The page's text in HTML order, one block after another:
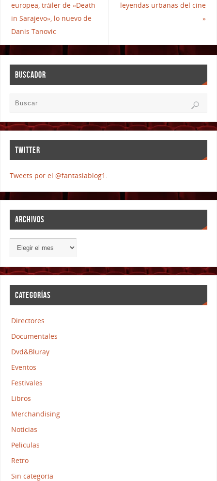
europea, tráiler de «Death
in Sarajevo», lo nuevo de
Danis Tanovic
leyendas urbanas del cine
»
BUSCADOR
TWITTER
Tweets por el @fantasiablog1.
ARCHIVOS
CATEGORÍAS
Directores
Documentales
Dvd&Bluray
Eventos
Festivales
Libros
Merchandising
Noticias
Peliculas
Retro
Sin categoría